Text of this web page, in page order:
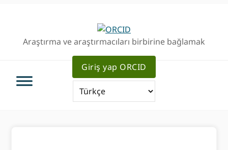
Araştırma ve araştırmacıları birbirine bağlamak
Giriş yap ORCID